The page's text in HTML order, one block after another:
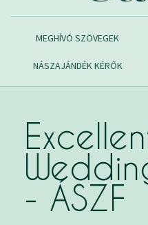
MEGHÍVÓ SZÖVEGEK
NÁSZAJÁNDÉK KÉRŐK
- ÁSZF